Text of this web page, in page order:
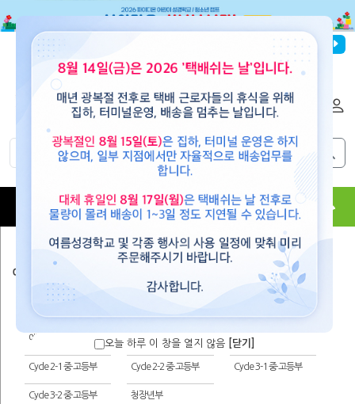
파이디온선교회
0
도서 뮤직 용품 현수막 콘텐츠
예수마당(공과)
예수마당1
예수마당4 Cycle 1-1 중·고등부 Cycle 1-2 중·고등부
Cycle 2-1 중·고등부 Cycle 2-2 중·고등부 Cycle 3-1 중·고등부
Cycle 3-2 중·고등부 청장년부
오늘 하루 이 창을 열지 않음 [닫기]